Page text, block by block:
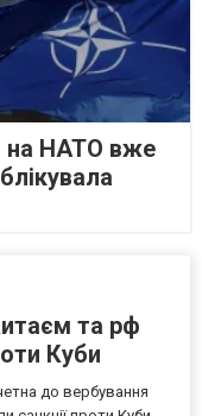
на НАТО вже
та рф
Куби
до вербування